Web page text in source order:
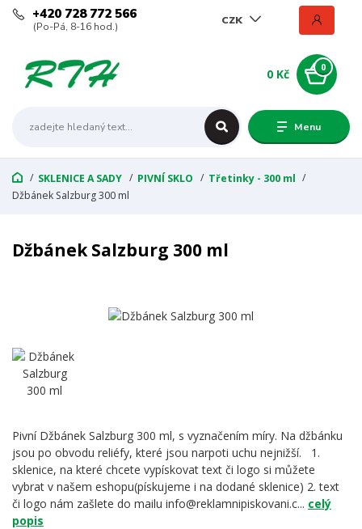
Menu
CZK
+420 728 772 566
(Po-Pá, 8-16 hod.)
0
0 Kč
SKLENICE A SADY PIVNÍ SKLO
Třetinky - 300 ml
Džbánek Salzburg 300 ml
Džbánek Salzburg 300 ml
Pivní Džbánek Salzburg 300 ml, s vyznačením míry. Na džbánku
jsou po obvodu reliéfy, které jsou narpoti uchu nejnižší. 1.
sklenice, na které chcete vypískovat text či logo si můžete
vybrat v našem eshopu(pískujeme i na dodané sklenice) 2. text
či logo nám zašlete do mailu info@reklamnipiskovani.c... celý
popis